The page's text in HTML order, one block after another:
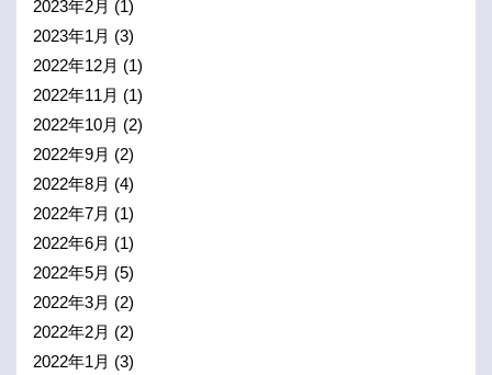
2023年2月 (1)
2023年1月 (3)
2022年12月 (1)
2022年11月 (1)
2022年10月 (2)
2022年9月 (2)
2022年8月 (4)
2022年7月 (1)
2022年6月 (1)
2022年5月 (5)
2022年3月 (2)
2022年2月 (2)
2022年1月 (3)